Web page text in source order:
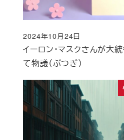
イーロン・マスクさんが大
て物議（ぶつぎ）
投稿日
2024年10月24日